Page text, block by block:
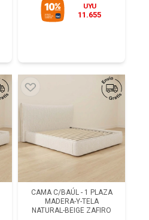
UYU
11.655
CAMA C/BAÚL - 1 PLAZA
MADERA-Y-TELA
NATURAL-BEIGE ZAFIRO